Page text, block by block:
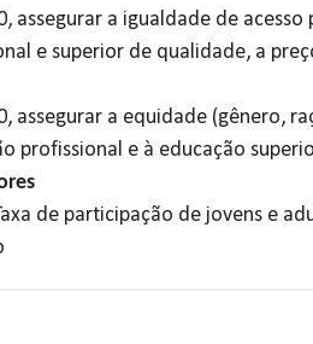
assegurar a igualdade de
e superior de qualidade, a
assegurar a equidade (gênero,
profissional e à educação
de participação de jovens e